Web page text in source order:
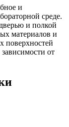
и
среде.
и полкой
материалов и
поверхностей
от